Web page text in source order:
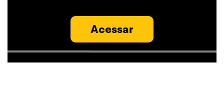
Acessar